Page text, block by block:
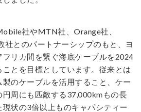
社やMTN社、Orange社、
社とのパートナーシップのもと、ヨ
リカ間を繋ぐ海底ケーブルを2024
とを目標としています。従来とは
のケーブルを活用すること、ケー
円周にも匹敵する37,000kmもの長
状の3倍以上ものキャパシティー